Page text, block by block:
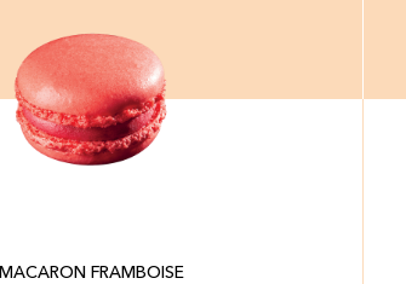
MACARON FRAMBOISE